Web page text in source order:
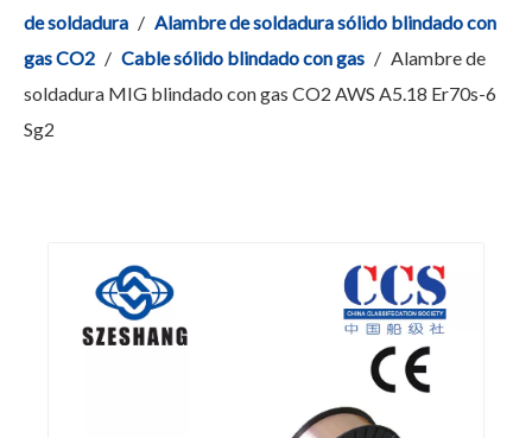
de soldadura / Alambre de soldadura sólido blindado con
gas CO2 / Cable sólido blindado con gas / Alambre de
soldadura MIG blindado con gas CO2 AWS A5.18 Er70s-6
Sg2